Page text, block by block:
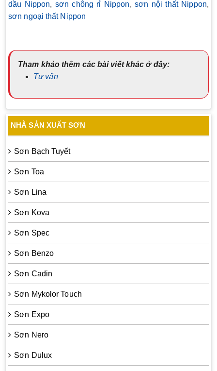
dầu Nippon, sơn chông rỉ Nippon,sơn nội thất Nippon,
sơn ngoại thất Nippon
Tham khảo thêm các bài viết khác ở đây:
Tư vấn
NHÀ SẢN XUẤT SƠN
Sơn Bạch Tuyết
Sơn Toa
Sơn Lina
Sơn Kova
Sơn Spec
Sơn Benzo
Sơn Cadin
Sơn Mykolor Touch
Sơn Expo
Sơn Nero
Sơn Dulux